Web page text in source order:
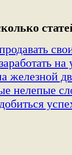
железной
нелепые